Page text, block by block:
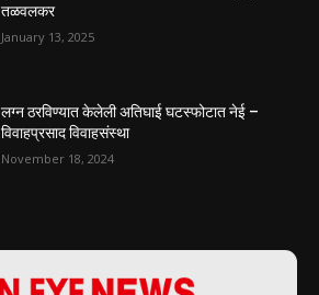
तळवलकर
January 13, 2025
लग्न ठरविण्यात केलेली अतिघाई घटस्फोटात नेई –
विवाहप्रसाद विवाहसंस्था
November 18, 2024